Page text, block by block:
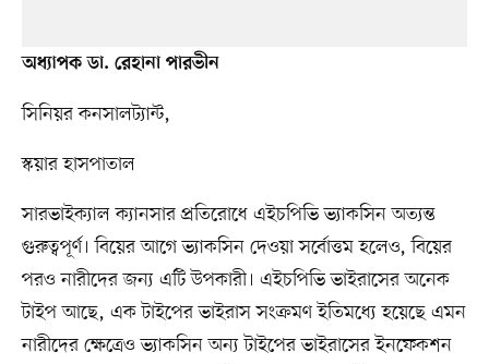
অধ্যাপক ডা. রেহানা পারভীন
সিনিয়র কনসালট্যান্ট,
স্কয়ার হাসপাতাল
সারভাইক্যাল ক্যানসার প্রতিরোধে এইচপিভি ভ্যাকসিন অত্যন্ত
গুরুত্বপূর্ণ। বিয়ের আগে ভ্যাকসিন দেওয়া সর্বোত্তম হলেও, বিয়ের
পরও নারীদের জন্য এটি উপকারী। এইচপিভি ভাইরাসের অনেক
টাইপ আছে, এক টাইপের ভাইরাস সংক্রমণ ইতিমধ্যে হয়েছে এমন
নারীদের ক্ষেত্রেও ভ্যাকসিন অন্য টাইপের ভাইরাসের ইনফেকশন